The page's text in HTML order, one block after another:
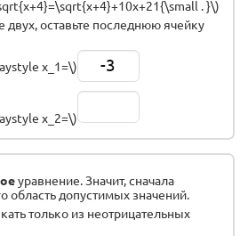
. }\)
оставьте последнюю ячейку
x_1=\)
-3
x_2=\)
уравнение. Значит, сначала
область допустимых значений.
только из неотрицательных